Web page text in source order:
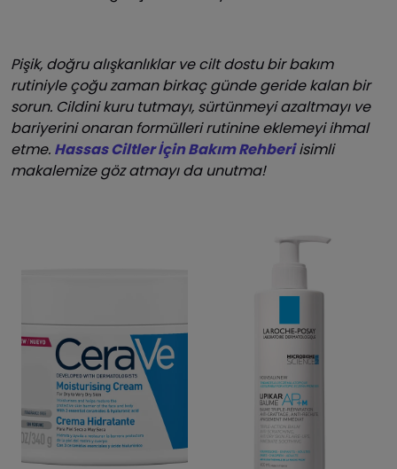
Pişik, doğru alışkanlıklar ve cilt dostu bir bakım
rutiniyle çoğu zaman birkaç günde geride kalan bir
sorun. Cildini kuru tutmayı, sürtünmeyi azaltmayı ve
bariyerini onaran formülleri rutinine eklemeyi ihmal
etme. Hassas Ciltler İçin Bakım Rehberiisimli
makalemize göz atmayı da unutma!